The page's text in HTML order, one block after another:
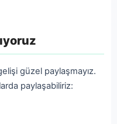
güzel paylaşmayız.
paylaşabiliriz: